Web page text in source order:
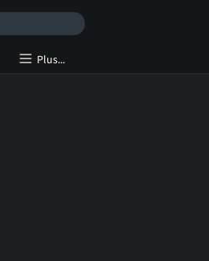
Plus...